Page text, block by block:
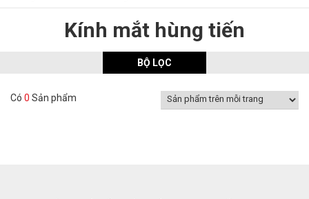
Kính mắt hùng tiến
BỘ LỌC
Có 0 Sản phẩm